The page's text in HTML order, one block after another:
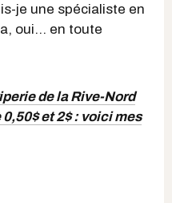
je une spécialiste en
oui... en toute
de la Rive-Nord
et 2$ : voici mes